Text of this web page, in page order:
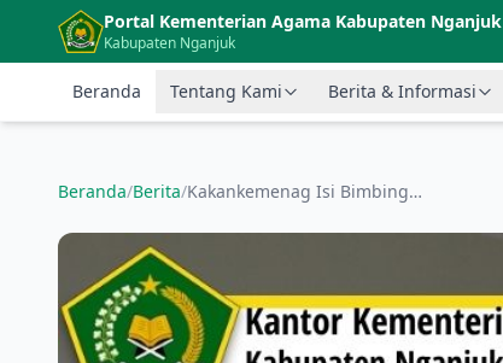
Langsung ke konten utama
Portal Kementerian Agama Kabupaten Nganjuk
Kabupaten Nganjuk
Beranda Tentang Kami Berita & Informasi
Beranda/Berita/ Kakankemenag Isi Bimbingan Manasik Haji 2022